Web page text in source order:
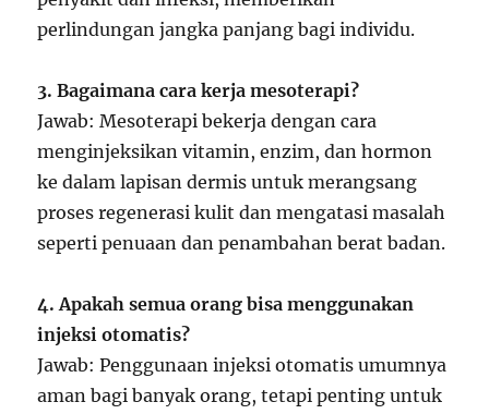
perlindungan jangka panjang bagi individu.
3. Bagaimana cara kerja mesoterapi?
Jawab: Mesoterapi bekerja dengan cara
menginjeksikan vitamin, enzim, dan hormon
ke dalam lapisan dermis untuk merangsang
proses regenerasi kulit dan mengatasi masalah
seperti penuaan dan penambahan berat badan.
4. Apakah semua orang bisa menggunakan
injeksi otomatis?
Jawab: Penggunaan injeksi otomatis umumnya
aman bagi banyak orang, tetapi penting untuk